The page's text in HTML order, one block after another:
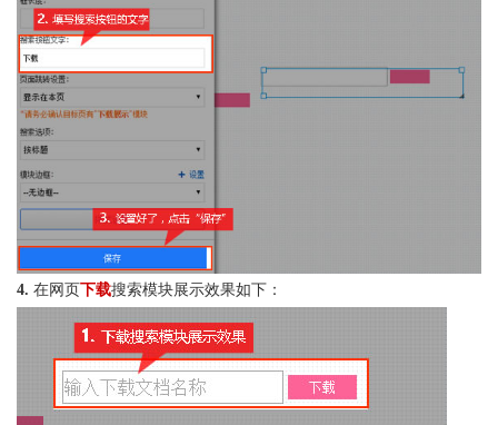
4. 在网页下载搜索模块展示效果如下：